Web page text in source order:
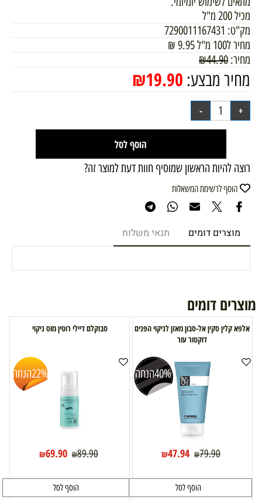
מכיל 200 מ"ל
מק"ט: 7290011167431
מחיר ל100 מ"ל
9.95
₪
מחיר:
₪44.90
מחיר מבצע: ₪19.90
הוסף לסל
רוצה להיות הראשון שמוסיף חוות דעת למוצר זה?
הוסף לרשימת המשאלות
מוצרים דומים תנאי משלוח
מוצרים דומים
אלפא קלין סקין אל-סבון מאזן לניקוי הפנים
דוקטור עור
40%הנחה
₪79.90
₪47.94
הוסף לסל
סבוקלם דיילי רוטין מוס ניקוי
22%הנחה
₪89.90
₪69.90
הוסף לסל